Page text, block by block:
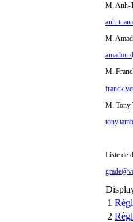
M. Anh-
anh-
M.
M.
M.
Liste de
1
2